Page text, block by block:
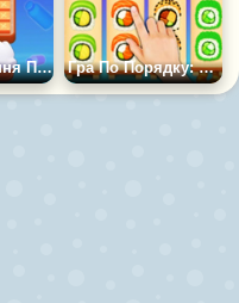
Гра Сортування Пляшечок Гра По Порядку: Сортування Суші